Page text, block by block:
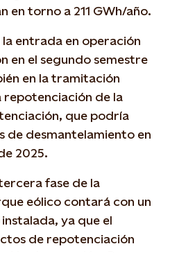
en torno a 211 GWh/año.
entrada en operación
en el segundo semestre
en la tramitación
de la
que podría
de desmantelamiento en
2025.
fase de la
eólico contará con un
ya que el
de repotenciación